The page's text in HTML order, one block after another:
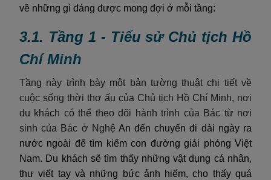
về những gì đáng được mong đợi ở mỗi tầng:
3.1. Tầng 1 - Tiểu sử Chủ tịch Hồ
Chí Minh
Tầng này trình bày một bản tường thuật chi tiết về
cuộc sống thời thơ ấu của Chủ tịch Hồ Chí Minh, nơi
du khách có thể theo dõi hành trình của Bác từ nơi
sinh của Bác ở Nghệ An đến chuyến đi dài ngày ra
nước ngoài để tìm kiếm con đường giải phóng Việt
Nam. Du khách sẽ tìm thấy những vật dụng cá nhân,
thư viết tay và những bức ảnh hiếm, cho thấy quá